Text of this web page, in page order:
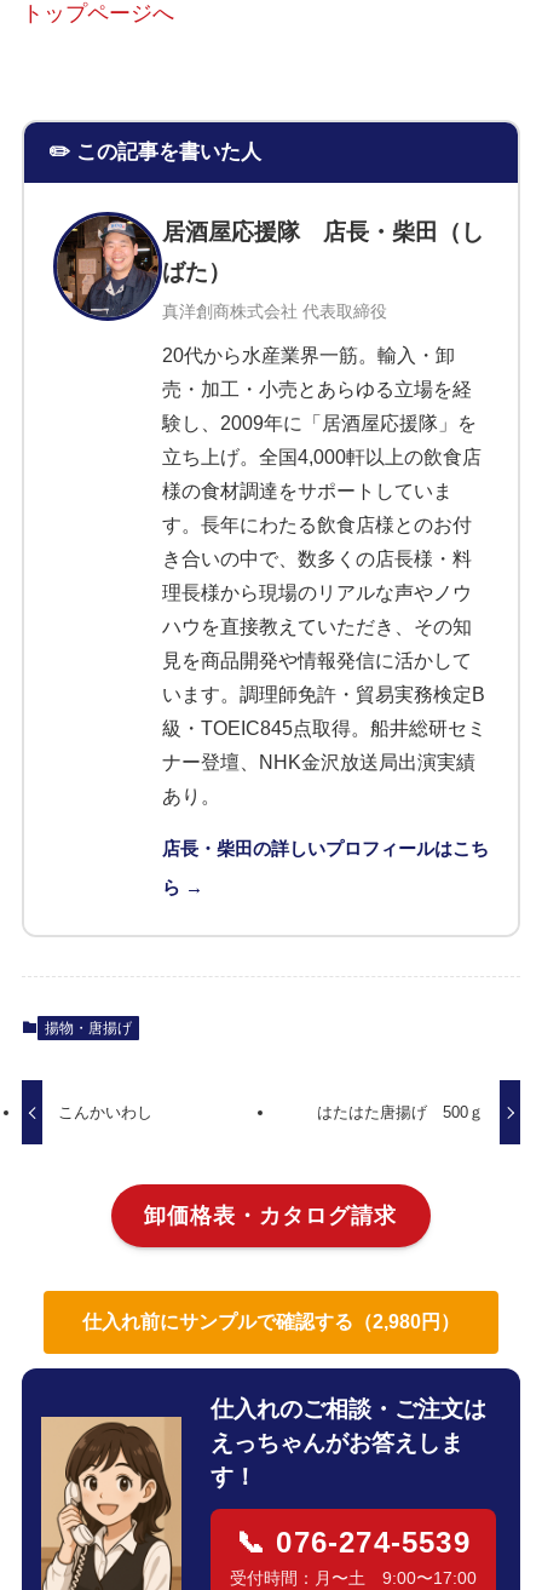
トップページへ
✏️ この記事を書いた人
居酒屋応援隊 店長・柴田（し
ばた）
真洋創商株式会社 代表取締役
20代から水産業界一筋。輸入・卸
売・加工・小売とあらゆる立場を経
験し、2009年に「居酒屋応援隊」を
立ち上げ。全国4,000軒以上の飲食店
様の食材調達をサポートしていま
す。長年にわたる飲食店様とのお付
き合いの中で、数多くの店長様・料
理長様から現場のリアルな声やノウ
ハウを直接教えていただき、その知
見を商品開発や情報発信に活かして
います。調理師免許・貿易実務検定B
級・TOEIC845点取得。船井総研セミ
ナー登壇、NHK金沢放送局出演実績
あり。
店長・柴田の詳しいプロフィールはこち
ら →
揚物・唐揚げ
こんかいわし はたはた唐揚げ 500ｇ
卸価格表・カタログ請求
仕入れ前にサンプルで確認する（2,980円）
仕入れのご相談・ご注文は
えっちゃんがお答えしま
す！
📞 076-274-5539
受付時間：月〜土 9:00〜17:00